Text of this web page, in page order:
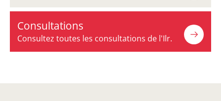
Consultations
Consultez toutes les consultations de l'Ilr.